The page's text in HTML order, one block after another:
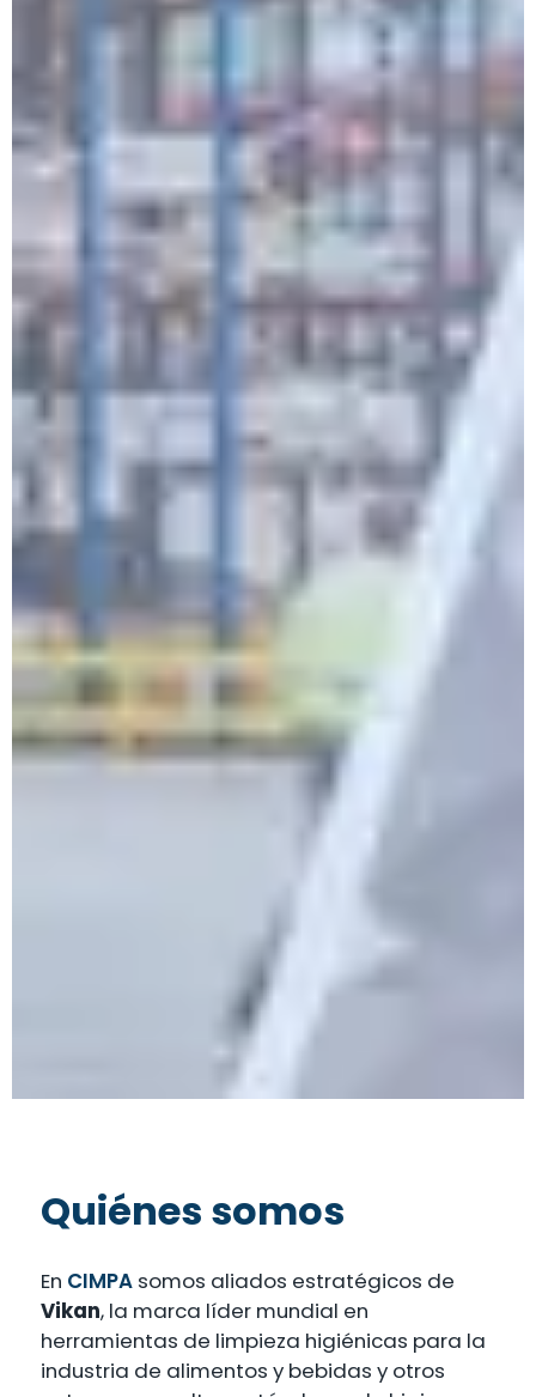
Quiénes somos
En CIMPA somos aliados estratégicos de
Vikan, la marca líder mundial en
herramientas de limpieza higiénicas para la
industria de alimentos y bebidas y otros